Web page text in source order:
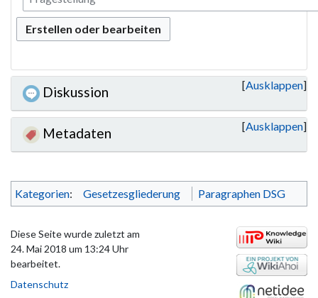
Erstellen oder bearbeiten
Ausklappen
Diskussion
Ausklappen
Metadaten
Kategorien: Gesetzesgliederung Paragraphen DSG
Diese Seite wurde zuletzt am
24. Mai 2018 um 13:24 Uhr
bearbeitet.
Datenschutz